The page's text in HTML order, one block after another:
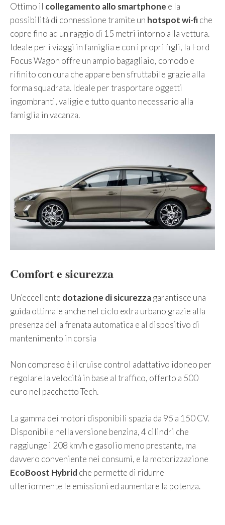
Ottimo il collegamento allo smartphone e la
possibilità di connessione tramite un hotspot wi-fiche
copre fino ad un raggio di 15 metri intorno alla vettura.
Ideale per i viaggi in famiglia e con i propri figli, la Ford
Focus Wagon offre un ampio bagagliaio, comodo e
rifinito con cura che appare ben sfruttabile grazie alla
forma squadrata. Ideale per trasportare oggetti
ingombranti, valigie e tutto quanto necessario alla
famiglia in vacanza.
Comfort e sicurezza
Un’eccellente dotazione di sicurezzagarantisce una
guida ottimale anche nel ciclo extra urbano grazie alla
presenza della frenata automatica e al dispositivo di
mantenimento in corsia
Non compreso è il cruise control adattativo idoneo per
regolare la velocità in base al traffico, offerto a 500
euro nel pacchetto Tech.
La gamma dei motori disponibili spazia da 95 a 150 CV.
Disponibile nella versione benzina, 4 cilindri che
raggiunge i 208 km/h e gasolio meno prestante, ma
davvero conveniente nei consumi, e la motorizzazione
EcoBoost Hybrid che permette di ridurre
ulteriormente le emissioni ed aumentare la potenza.